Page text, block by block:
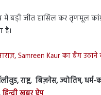
में बड़ी जीत हासिल कर तृणमूल
है।
Samreen Kaur का बैग उठाने
राष्ट्र, बिज़नेस, ज्योतिष,